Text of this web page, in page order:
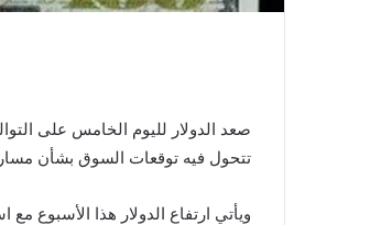
صعد الدولار لليوم الخامس على
تتحول فيه ​توقعات السوق بشأن مسار
ويأتي ارتفاع الدولار ‌هذا الأسبوع مع